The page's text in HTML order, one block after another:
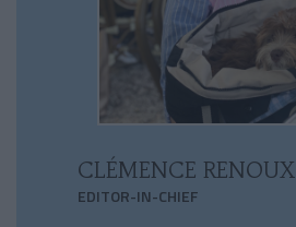
CLÉMENCE RENOUX
EDITOR-IN-CHIEF